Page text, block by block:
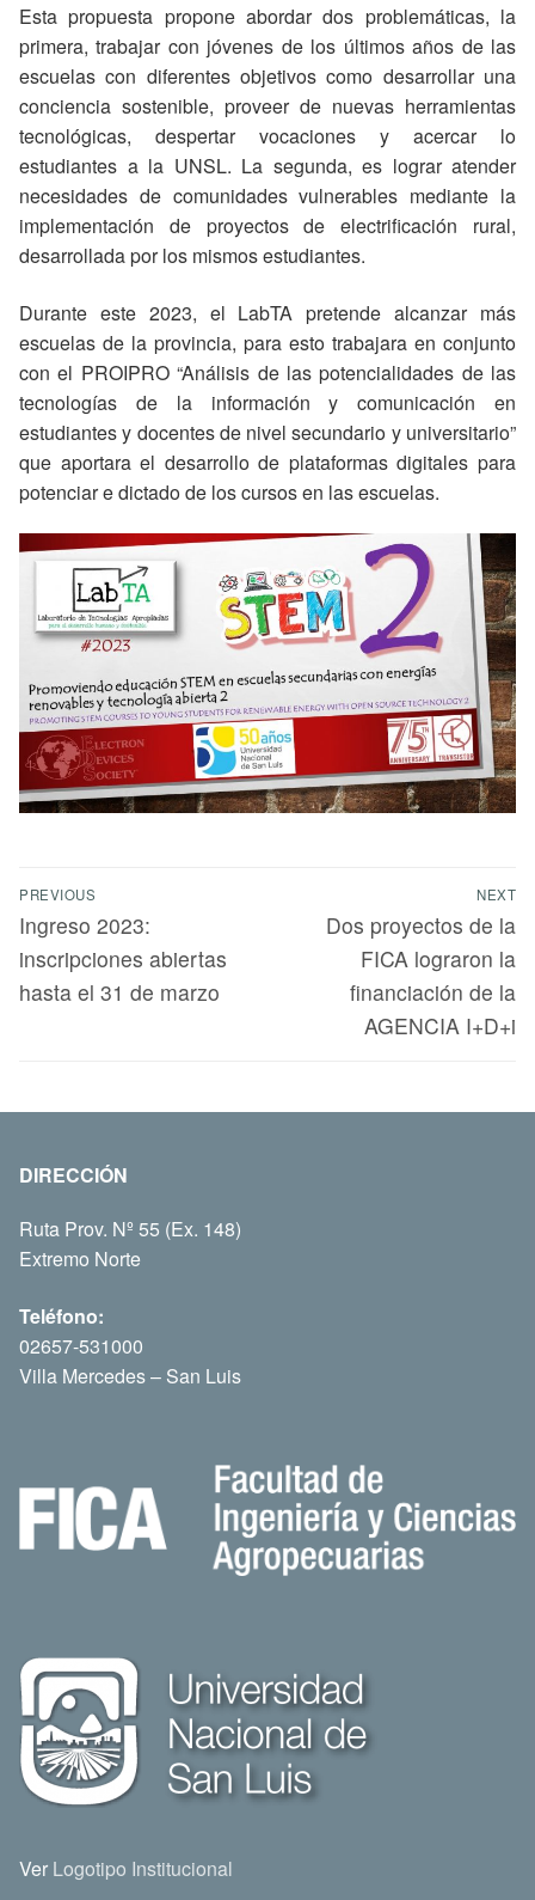
Esta propuesta propone abordar dos problemáticas, la
primera, trabajar con jóvenes de los últimos años de las
escuelas con diferentes objetivos como desarrollar una
conciencia sostenible, proveer de nuevas herramientas
tecnológicas, despertar vocaciones y acercar lo
estudiantes a la UNSL. La segunda, es lograr atender
necesidades de comunidades vulnerables mediante la
implementación de proyectos de electrificación rural,
desarrollada por los mismos estudiantes.
Durante este 2023, el LabTA pretende alcanzar más
escuelas de la provincia, para esto trabajara en conjunto
con el PROIPRO “Análisis de las potencialidades de las
tecnologías de la información y comunicación en
estudiantes y docentes de nivel secundario y universitario”
que aportara el desarrollo de plataformas digitales para
potenciar e dictado de los cursos en las escuelas.
PREVIOUS
Ingreso 2023:
inscripciones abiertas
hasta el 31 de marzo
NEXT
Dos proyectos de la
FICA lograron la
financiación de la
AGENCIA I+D+i
DIRECCIÓN
Ruta Prov. Nº 55 (Ex. 148)
Extremo Norte
Teléfono:
02657-531000
Villa Mercedes – San Luis
Ver Logotipo Institucional